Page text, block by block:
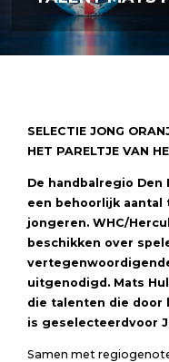
SELECTIE JONG
HET PARELTJE VAN
De handbalregio Den
een behoorlijk aantal
jongeren. WHC/
beschikken over
uitgenodigd. Mats
die talenten die door
is geselecteerd voor
Samen met